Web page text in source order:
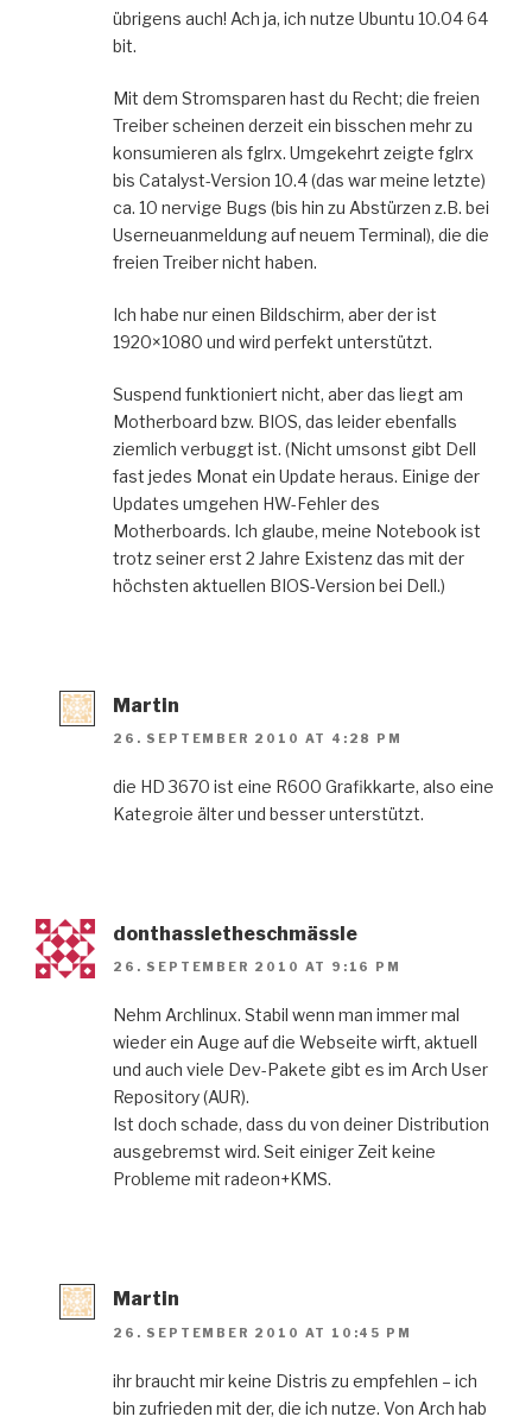
übrigens auch! Ach ja, ich nutze Ubuntu 10.04 64
bit.
Mit dem Stromsparen hast du Recht; die freien
Treiber scheinen derzeit ein bisschen mehr zu
konsumieren als fglrx. Umgekehrt zeigte fglrx
bis Catalyst-Version 10.4 (das war meine letzte)
ca. 10 nervige Bugs (bis hin zu Abstürzen z.B. bei
Userneuanmeldung auf neuem Terminal), die die
freien Treiber nicht haben.
Ich habe nur einen Bildschirm, aber der ist
1920×1080 und wird perfekt unterstützt.
Suspend funktioniert nicht, aber das liegt am
Motherboard bzw. BIOS, das leider ebenfalls
ziemlich verbuggt ist. (Nicht umsonst gibt Dell
fast jedes Monat ein Update heraus. Einige der
Updates umgehen HW-Fehler des
Motherboards. Ich glaube, meine Notebook ist
trotz seiner erst 2 Jahre Existenz das mit der
höchsten aktuellen BIOS-Version bei Dell.)
Martin
26. SEPTEMBER 2010 AT 4:28 PM
die HD 3670 ist eine R600 Grafikkarte, also eine
Kategroie älter und besser unterstützt.
donthassletheschmässle
26. SEPTEMBER 2010 AT 9:16 PM
Nehm Archlinux. Stabil wenn man immer mal
wieder ein Auge auf die Webseite wirft, aktuell
und auch viele Dev-Pakete gibt es im Arch User
Repository (AUR).
Ist doch schade, dass du von deiner Distribution
ausgebremst wird. Seit einiger Zeit keine
Probleme mit radeon+KMS.
Martin
26. SEPTEMBER 2010 AT 10:45 PM
ihr braucht mir keine Distris zu empfehlen – ich
bin zufrieden mit der, die ich nutze. Von Arch hab